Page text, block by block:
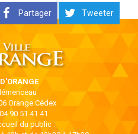
Partager Tweeter
Orange Cédex
90 51 41 41
du public :